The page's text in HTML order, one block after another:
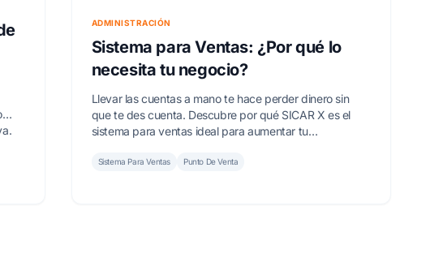
ADMINISTRACIÓN
Sistema para Ventas: ¿Por qué lo
necesita tu negocio?
Llevar las cuentas a mano te hace perder dinero sin
que te des cuenta. Descubre por qué SICAR X es el
sistema para ventas ideal para aumentar tu
Sistema Para Ventas Punto De Venta